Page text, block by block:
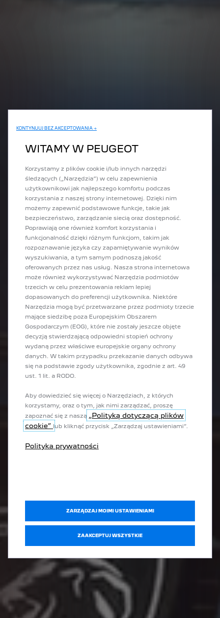
KONTYNUUJ BEZ AKCEPTOWANIA →
WITAMY W PEUGEOT
Korzystamy z plików cookie i/lub innych narzędzi
śledzących („Narzędzia”) w celu zapewnienia
użytkownikowi jak najlepszego komfortu podczas
korzystania z naszej strony internetowej. Dzięki nim
możemy zapewnić podstawowe funkcje, takie jak
bezpieczeństwo, zarządzanie siecią oraz dostępność.
Poprawiają one również komfort korzystania i
funkcjonalność dzięki różnym funkcjom, takim jak
rozpoznawanie języka czy zapamiętywanie wyników
wyszukiwania, a tym samym podnoszą jakość
oferowanych przez nas usług. Nasza strona internetowa
może również wykorzystywać Narzędzia podmiotów
trzecich w celu prezentowania reklam lepiej
dopasowanych do preferencji użytkownika. Niektóre
Narzędzia mogą być przetwarzane przez podmioty trzecie
mające siedzibę poza Europejskim Obszarem
Gospodarczym (EOG), które nie zostały jeszcze objęte
decyzją stwierdzającą odpowiedni stopień ochrony
wydaną przez właściwe europejskie organy ochrony
danych. W takim przypadku przekazanie danych odbywa
się na podstawie zgody użytkownika, zgodnie z art. 49
ust. 1 lit. a RODO.
Aby dowiedzieć się więcej o Narzędziach, z których
korzystamy, oraz o tym, jak nimi zarządzać, proszę
zapoznać się z naszą „Polityką dotyczącą plików
cookie” lub kliknąć przycisk „Zarządzaj ustawieniami”.
Polityka prywatności
ZARZĄDZAJ MOIMI USTAWIENIAMI
ZAAKCEPTUJ WSZYSTKIE